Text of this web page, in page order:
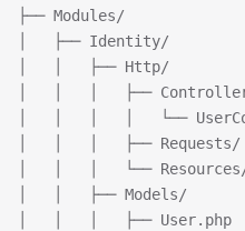
├── Modules/               #
│   ├── Identity/
│   │   ├── Http/
│   │   │   ├──
│   │   │   │   └──
│   │   │   ├── Requests/
│   │   │   └──
│   │   ├── Models/
│   │   │   ├── User.php